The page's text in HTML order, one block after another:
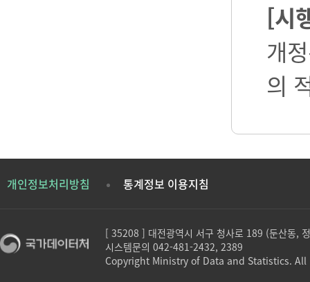
[시
개
의
개인정보처리방침 통계정보 이용지침
[ 35208 ] 대전광역시 서구 청사로 189 (둔산동,
시스템문의 042-481-2432, 2389
Copyright Ministry of Data and Statistics.